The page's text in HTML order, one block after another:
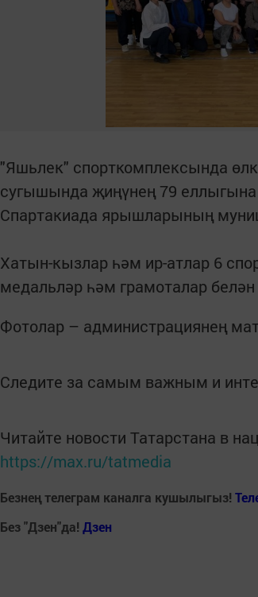
"Яшьлек" спорткомплексында
сугышында җиңүнең 79
Спартакиада ярышларының
Хатын-кызлар һәм ир-атлар 6
медальләр һәм грамоталар
Фотолар – администрациянең
Следите за самым важным и
Читайте новости Татарстана в
https://max.ru/tatmedia
Безнең телеграм каналга кушылыгыз!
Без "Дзен"да! Дзен